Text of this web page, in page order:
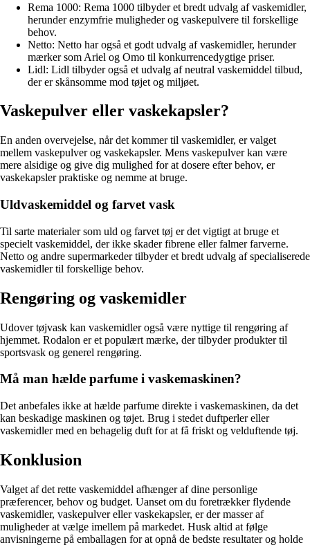
Rema 1000: Rema 1000 tilbyder et bredt udvalg af vaskemidler,
herunder enzymfrie muligheder og vaskepulvere til forskellige
behov.
Netto: Netto har også et godt udvalg af vaskemidler, herunder
mærker som Ariel og Omo til konkurrencedygtige priser.
Lidl: Lidl tilbyder også et udvalg af neutral vaskemiddel tilbud,
der er skånsomme mod tøjet og miljøet.
Vaskepulver eller vaskekapsler?
En anden overvejelse, når det kommer til vaskemidler, er valget
mellem vaskepulver og vaskekapsler. Mens vaskepulver kan være
mere alsidige og give dig mulighed for at dosere efter behov, er
vaskekapsler praktiske og nemme at bruge.
Uldvaskemiddel og farvet vask
Til sarte materialer som uld og farvet tøj er det vigtigt at bruge et
specielt vaskemiddel, der ikke skader fibrene eller falmer farverne.
Netto og andre supermarkeder tilbyder et bredt udvalg af specialiserede
vaskemidler til forskellige behov.
Rengøring og vaskemidler
Udover tøjvask kan vaskemidler også være nyttige til rengøring af
hjemmet. Rodalon er et populært mærke, der tilbyder produkter til
sportsvask og generel rengøring.
Må man hælde parfume i vaskemaskinen?
Det anbefales ikke at hælde parfume direkte i vaskemaskinen, da det
kan beskadige maskinen og tøjet. Brug i stedet duftperler eller
vaskemidler med en behagelig duft for at få friskt og velduftende tøj.
Konklusion
Valget af det rette vaskemiddel afhænger af dine personlige
præferencer, behov og budget. Uanset om du foretrækker flydende
vaskemidler, vaskepulver eller vaskekapsler, er der masser af
muligheder at vælge imellem på markedet. Husk altid at følge
anvisningerne på emballagen for at opnå de bedste resultater og holde